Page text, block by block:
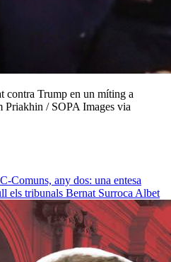
contra Trump en un míting a
Priakhin / SOPA Images via
Comuns, any dos: una entesa
els tribunals Bernat Surroca Albet